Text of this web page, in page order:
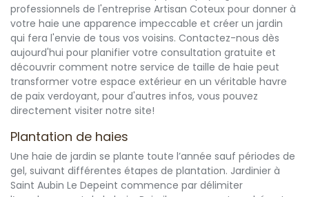
professionnels de l'entreprise Artisan Coteux pour donner à
votre haie une apparence impeccable et créer un jardin
qui fera l'envie de tous vos voisins. Contactez-nous dès
aujourd'hui pour planifier votre consultation gratuite et
découvrir comment notre service de taille de haie peut
transformer votre espace extérieur en un véritable havre
de paix verdoyant, pour d'autres infos, vous pouvez
directement visiter notre site!
Plantation de haies
Une haie de jardin se plante toute l’année sauf périodes de
gel, suivant différentes étapes de plantation. Jardinier à
Saint Aubin Le Depeint commence par délimiter